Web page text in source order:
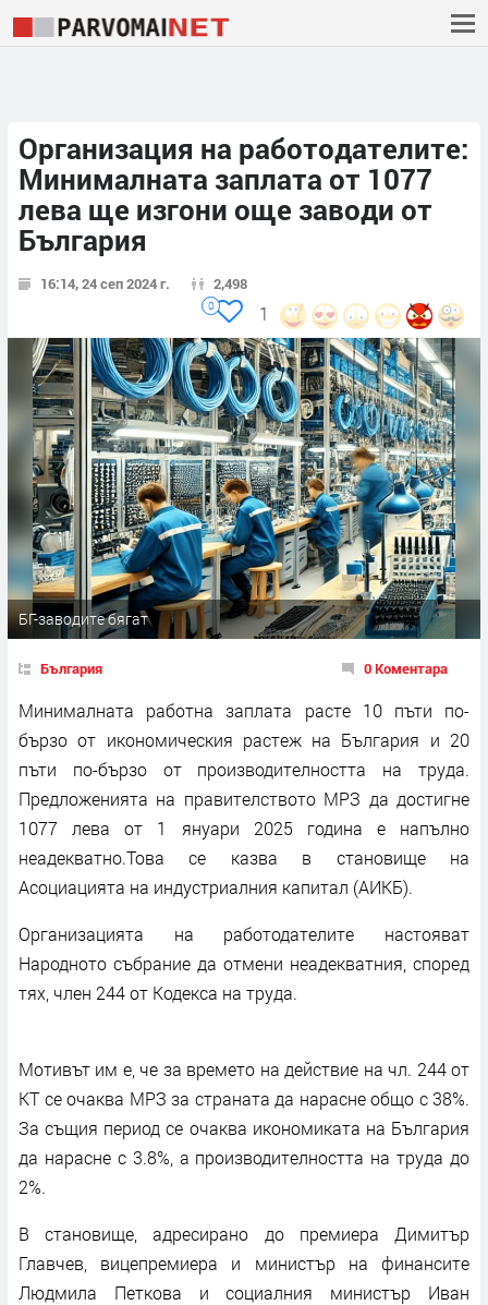
Организация на работодателите:
Минималната заплата от 1077
лева ще изгони още заводи от
България
16:14, 24 сеп 2024 г. 2,498
1
0
БГ-заводите бягат
България 0 Коментара
Минималната работна заплата расте 10 пъти по-
бързо от икономическия растеж на България и 20
пъти по-бързо от производителността на труда.
Предложенията на правителството МРЗ да достигне
1077 лева от 1 януари 2025 година е напълно
неадекватно.Това се казва в становище на
Асоциацията на индустриалния капитал (АИКБ).
Организацията на работодателите настояват
Народното събрание да отмени неадекватния, според
тях, член 244 от Кодекса на труда.
Мотивът им е, че за времето на действие на чл. 244 от
КТ се очаква МРЗ за страната да нарасне общо с 38%.
За същия период се очаква икономиката на България
да нарасне с 3.8%, а производителността на труда до
2%.
В становище, адресирано до премиера Димитър
Главчев, вицепремиера и министър на финансите
Людмила Петкова и социалния министър Иван